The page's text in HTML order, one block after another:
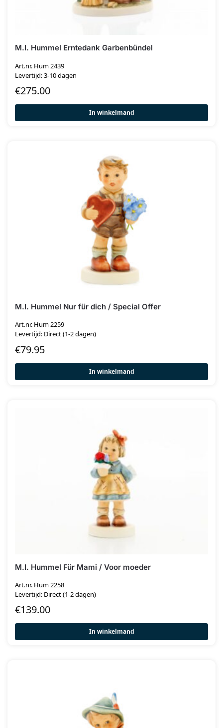
M.I. Hummel Erntedank Garbenbündel
Art.nr. Hum 2439
Levertijd: 3-10 dagen
€275.00
In winkelmand
M.I. Hummel Nur für dich / Special Offer
Art.nr. Hum 2259
Levertijd: Direct (1-2 dagen)
€79.95
In winkelmand
M.I. Hummel Für Mami / Voor moeder
Art.nr. Hum 2258
Levertijd: Direct (1-2 dagen)
€139.00
In winkelmand